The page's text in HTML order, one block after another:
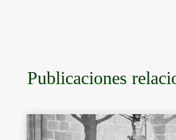
Publicaciones